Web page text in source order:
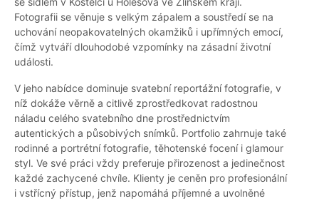
Fotografii se věnuje s velkým zápalem a soustředí se na
uchování neopakovatelných okamžiků i upřímných emocí,
čímž vytváří dlouhodobé vzpomínky na zásadní životní
události.
V jeho nabídce dominuje svatební reportážní fotografie, v
níž dokáže věrně a citlivě zprostředkovat radostnou
náladu celého svatebního dne prostřednictvím
autentických a působivých snímků. Portfolio zahrnuje také
rodinné a portrétní fotografie, těhotenské focení i glamour
styl. Ve své práci vždy preferuje přirozenost a jedinečnost
každé zachycené chvíle. Klienty je ceněn pro profesionální
i vstřícný přístup, jenž napomáhá příjemné a uvolněné